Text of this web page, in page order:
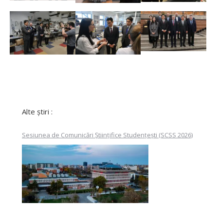
Alte știri :
Sesiunea de Comunicări Științifice Studențești (SCSS 2026)